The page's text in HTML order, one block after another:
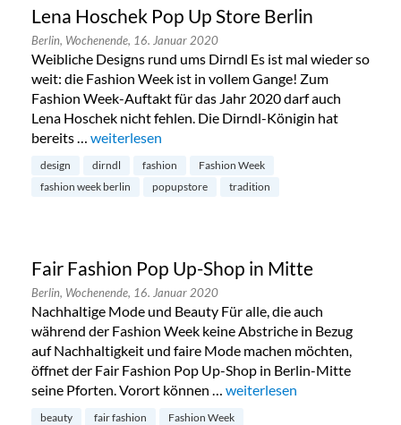
Lena Hoschek Pop Up Store Berlin
Berlin, Wochenende, 16. Januar 2020
Weibliche Designs rund ums Dirndl Es ist mal wieder so
weit: die Fashion Week ist in vollem Gange! Zum
Fashion Week-Auftakt für das Jahr 2020 darf auch
Lena Hoschek nicht fehlen. Die Dirndl-Königin hat
bereits … „Lena Hoschek Pop Up Store Berlin“
weiterlesen
design dirndl fashion
Fashion Week
fashion week berlin
popupstore tradition
Fair Fashion Pop Up-Shop in Mitte
Berlin, Wochenende, 16. Januar 2020
Nachhaltige Mode und Beauty Für alle, die auch
während der Fashion Week keine Abstriche in Bezug
auf Nachhaltigkeit und faire Mode machen möchten,
öffnet der Fair Fashion Pop Up-Shop in Berlin-Mitte
seine Pforten. Vorort können … „Fair Fashion Pop Up-Shop
weiterlesen
beauty fair fashion
Fashion Week